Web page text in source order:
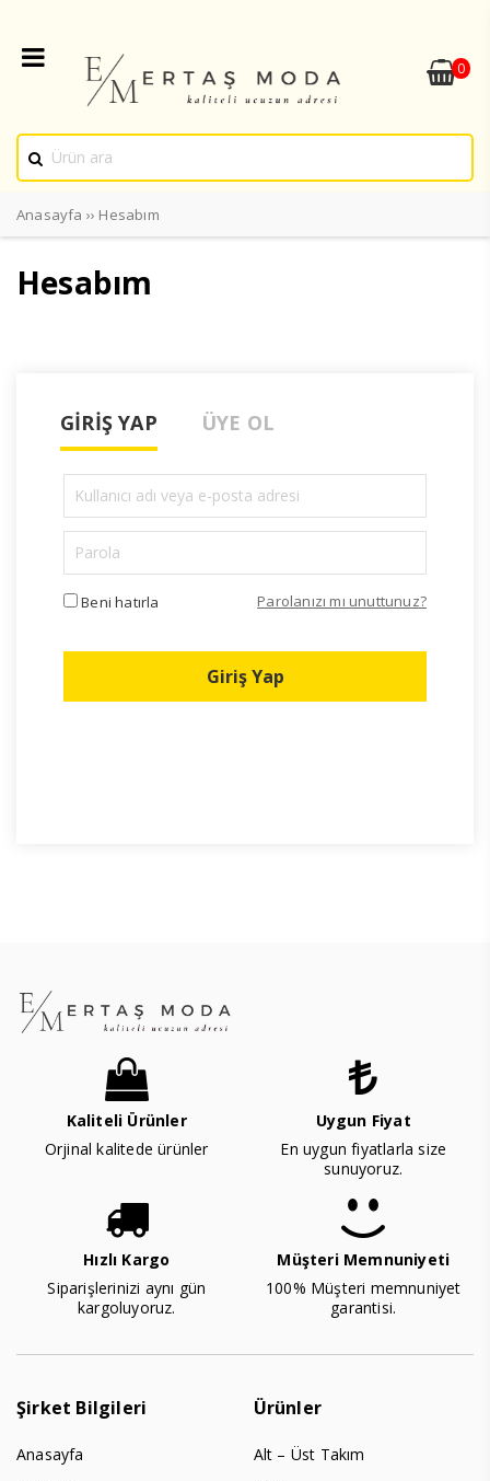
0
Anasayfa ›› Hesabım
Hesabım
GIRIŞ YAP ÜYE OL
Beni hatırla Parolanızı mı unuttunuz?
Giriş Yap
Kaliteli Ürünler
Orjinal kalitede ürünler
Uygun Fiyat
En uygun fiyatlarla size
sunuyoruz.
Hızlı Kargo
Siparişlerinizi aynı gün
kargoluyoruz.
Müşteri Memnuniyeti
100% Müşteri memnuniyet
garantisi.
Şirket Bilgileri
Anasayfa
Ürünler
Alt – Üst Takım